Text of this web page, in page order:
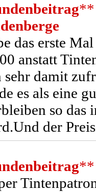
**
das erste
anstatt
sehr damit
es als eine
so das
der
**